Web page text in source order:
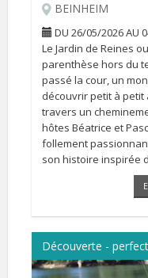
BEINHEIM
DU 26/05/2026 AU
Le Jardin de Reines
parenthèse hors du
passé la cour, un
découvrir petit à
travers un
hôtes Béatrice et
follement
son histoire inspirée
Il peut se visiter sur
Découverte -